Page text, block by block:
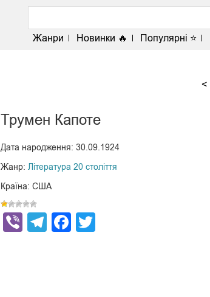
Жанри Новинки 🔥 Популярні ⭐
<
Трумен Капоте
Дата народження: 30.09.1924
Жанр: Література 20 століття
Країна: США
ViberTelegram
Facebook